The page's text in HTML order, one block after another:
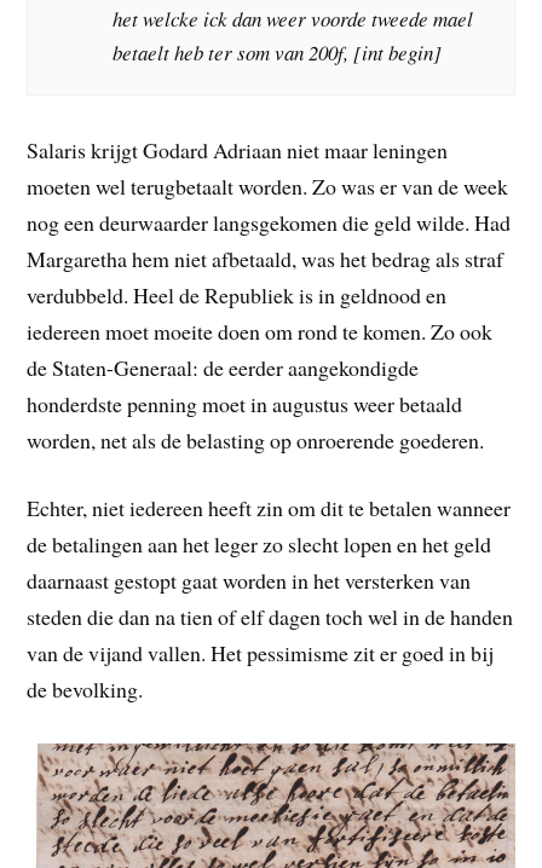
het welcke ick dan weer voorde tweede mael
betaelt heb ter som van 200f, [int begin]
Salaris krijgt Godard Adriaan niet maar leningen
moeten wel terugbetaalt worden. Zo was er van de week
nog een deurwaarder langsgekomen die geld wilde. Had
Margaretha hem niet afbetaald, was het bedrag als straf
verdubbeld. Heel de Republiek is in geldnood en
iedereen moet moeite doen om rond te komen. Zo ook
de Staten-Generaal: de eerder aangekondigde
honderdste penning moet in augustus weer betaald
worden, net als de belasting op onroerende goederen.
Echter, niet iedereen heeft zin om dit te betalen wanneer
de betalingen aan het leger zo slecht lopen en het geld
daarnaast gestopt gaat worden in het versterken van
steden die dan na tien of elf dagen toch wel in de handen
van de vijand vallen. Het pessimisme zit er goed in bij
de bevolking.